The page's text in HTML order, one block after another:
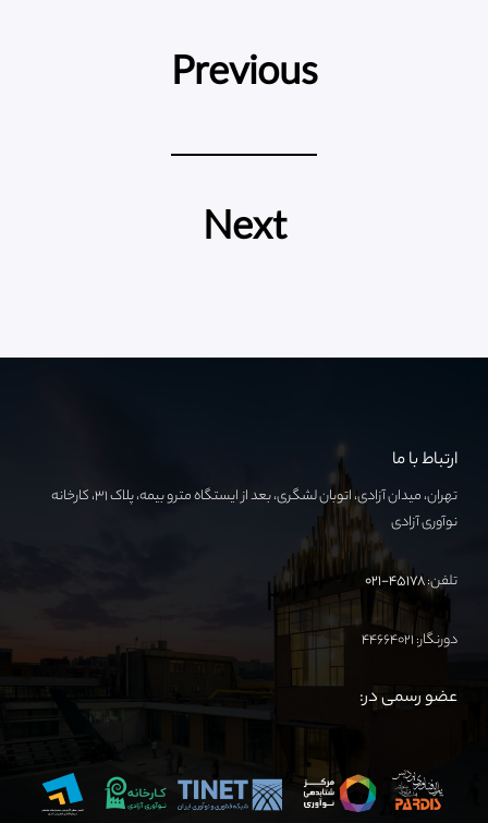
Previous
Next
ارتباط با ما
تهران، میدان آزادی، اتوبان لشگری، بعد از ایستگاه مترو بیمه، پلاک ۳۱، کارخانه
نوآوری آزادی
تلفن:۴۵۱۷۸-۰۲۱
دورنگار: ۴۴۶۶۴۰۲۱
عضو رسمی در: